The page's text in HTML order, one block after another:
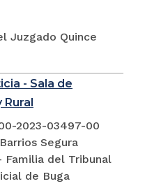
Juzgado Quince
- Sala de
Rural
2023-03497-00
Segura
Familia del Tribunal
de Buga